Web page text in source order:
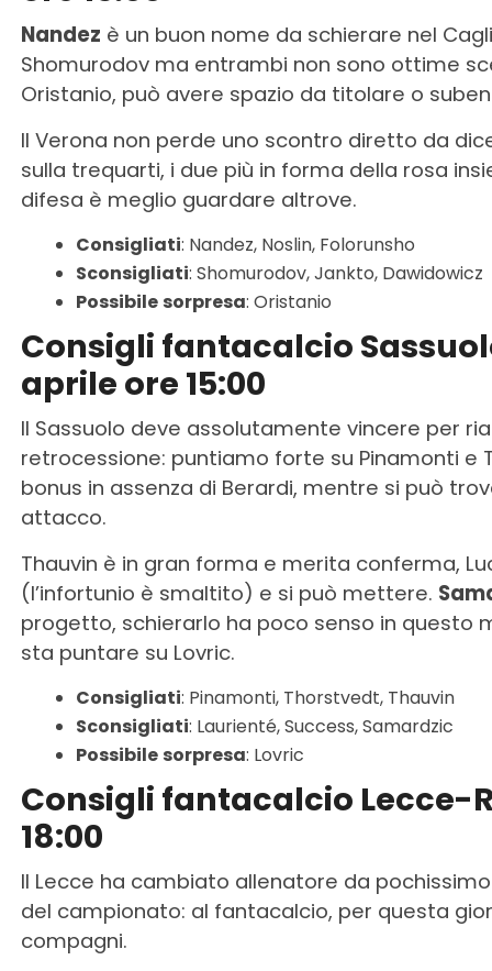
Nandez è un buon nome da schierare nel
Shomurodov ma entrambi non sono ottime
Oristanio, può avere spazio da titolare o
Il Verona non perde uno scontro diretto da
sulla trequarti, i due più in forma della rosa
difesa è meglio guardare altrove.
Consigliati: Nandez, Noslin, Folorunsho
Sconsigliati: Shomurodov, Jankto, Dawidowicz
Possibile sorpresa: Oristanio
Consigli fantacalcio
aprile ore 15:00
Il Sassuolo deve assolutamente vincere per
retrocessione: puntiamo forte su Pinamonti e
bonus in assenza di Berardi, mentre si può
attacco.
Thauvin è in gran forma e merita conferma,
(l’infortunio è smaltito) e si può mettere.
progetto, schierarlo ha poco senso in questo
sta puntare su Lovric.
Consigliati: Pinamonti, Thorstvedt, Thauvin
Sconsigliati: Laurienté, Success, Samardzic
Possibile sorpresa: Lovric
Consigli fantacalcio Lecce-
18:00
Il Lecce ha cambiato allenatore da
del campionato: al fantacalcio, per questa
compagni.